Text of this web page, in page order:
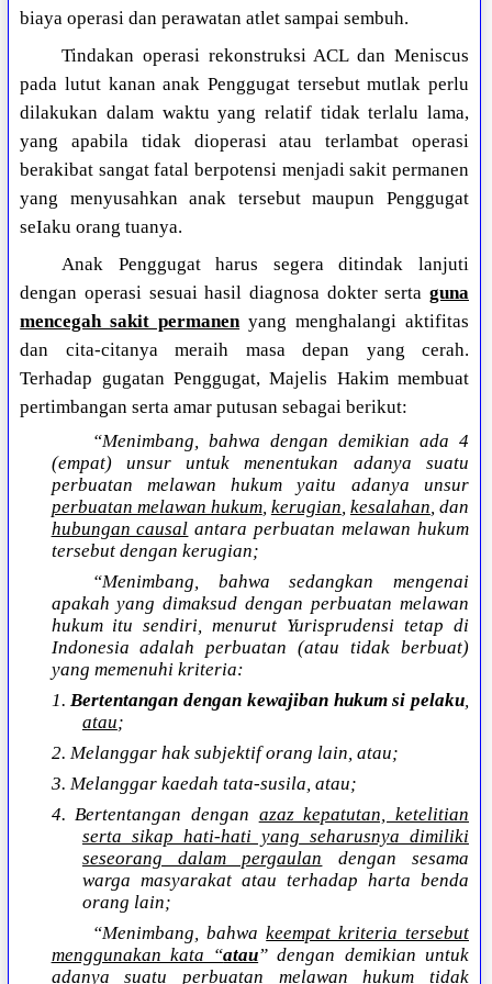
biaya operasi dan perawatan atlet sampai sembuh.
Tindakan operasi rekonstruksi ACL dan Meniscus
pada lutut kanan anak Penggugat tersebut mutlak perlu
dilakukan dalam waktu yang relatif tidak terlalu lama,
yang apabila tidak dioperasi atau terlambat operasi
berakibat sangat fatal berpotensi menjadi sakit permanen
yang menyusahkan anak tersebut maupun Penggugat
seIaku orang tuanya.
Anak Penggugat harus segera ditindak lanjuti
dengan operasi sesuai hasil diagnosa dokter serta guna
mencegah sakit permanenyang menghalangi aktifitas
dan cita-citanya meraih masa depan yang cerah.
Terhadap gugatan Penggugat, Majelis Hakim membuat
pertimbangan serta amar putusan sebagai berikut:
“Menimbang, bahwa dengan demikian ada 4
(empat) unsur untuk menentukan adanya suatu
perbuatan melawan hukum yaitu adanya unsur
perbuatan melawan hukum, kerugian, kesalahan, dan
hubungan causal antara perbuatan melawan hukum
tersebut dengan kerugian;
“Menimbang, bahwa sedangkan mengenai
apakah yang dimaksud dengan perbuatan melawan
hukum itu sendiri, menurut Yurisprudensi tetap di
Indonesia adalah perbuatan (atau tidak berbuat)
yang memenuhi kriteria:
1.Bertentangan dengan kewajiban hukum si pelaku,
atau;
2. Melanggar hak subjektif orang lain, atau;
3. Melanggar kaedah tata-susila, atau;
4. Bertentangan dengan azaz kepatutan, ketelitian
serta sikap hati-hati yang seharusnya dimiliki
seseorang dalam pergaulan dengan sesama
warga masyarakat atau terhadap harta benda
orang lain;
“Menimbang, bahwakeempat kriteria tersebut
menggunakan kata “atau” dengan demikian untuk
adanya suatu perbuatan melawan hukum tidak